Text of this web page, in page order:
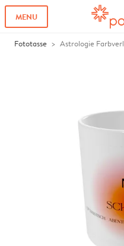
MENU
Fototasse Astrologie